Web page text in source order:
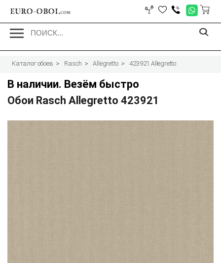
EURO-OBOI.com
Каталог обоев Rasch Allegretto 423921 Allegretto
В наличии. Везём быстро
Обои Rasch Allegretto 423921